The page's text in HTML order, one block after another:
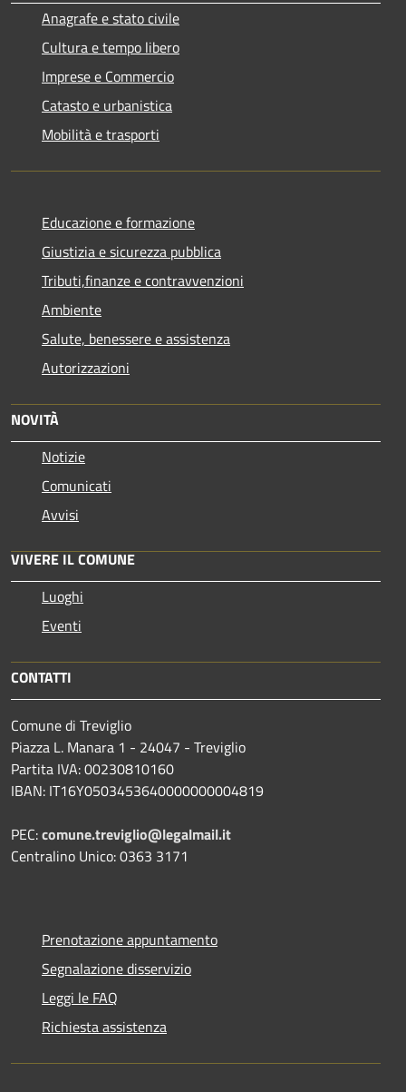
Anagrafe e stato civile
Cultura e tempo libero
Imprese e Commercio
Catasto e urbanistica
Mobilità e trasporti
Educazione e formazione
Giustizia e sicurezza pubblica
Tributi,finanze e contravvenzioni
Ambiente
Salute, benessere e assistenza
Autorizzazioni
NOVITÀ
Notizie
Comunicati
Avvisi
VIVERE IL COMUNE
Luoghi
Eventi
CONTATTI
Comune di Treviglio
Piazza L. Manara 1 - 24047 - Treviglio
Partita IVA: 00230810160
IBAN: IT16Y0503453640000000004819
PEC:comune.treviglio@legalmail.it
Centralino Unico: 0363 3171
Prenotazione appuntamento
Segnalazione disservizio
Leggi le FAQ
Richiesta assistenza